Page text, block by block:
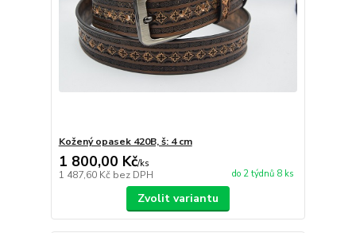
Kožený opasek 420B, š: 4 cm
1 800,00 Kč/ks
1 487,60 Kč bez DPH do 2 týdnů 8 ks
Zvolit variantu